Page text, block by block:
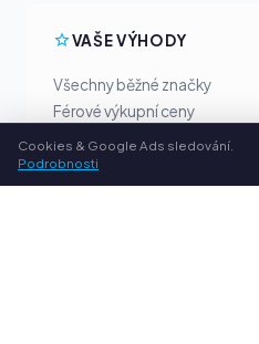
VAŠE VÝHODY
Všechny běžné značky
Férové výkupní ceny
Peníze předem přes PayPal
Osobní poradenství
Cookies & Google Ads sledování.
Podrobnosti